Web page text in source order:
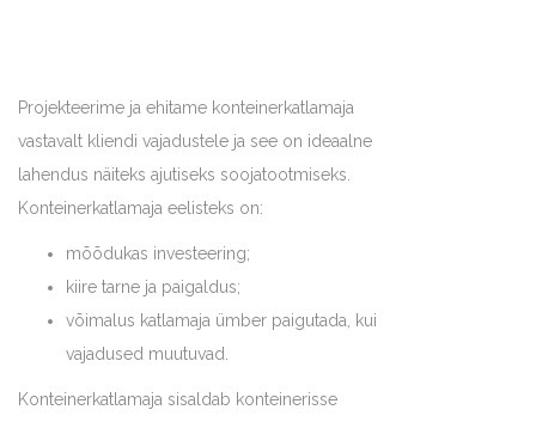
Projekteerime ja ehitame konteinerkatlamaja
vastavalt kliendi vajadustele ja see on ideaalne
lahendus näiteks ajutiseks soojatootmiseks.
Konteinerkatlamaja eelisteks on:
mõõdukas investeering;
kiire tarne ja paigaldus;
võimalus katlamaja ümber paigutada, kui
vajadused muutuvad.
Konteinerkatlamaja sisaldab konteinerisse